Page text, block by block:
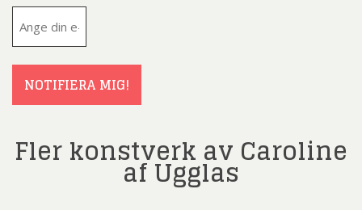
NOTIFIERA MIG!
Fler konstverk av Caroline
af Ugglas